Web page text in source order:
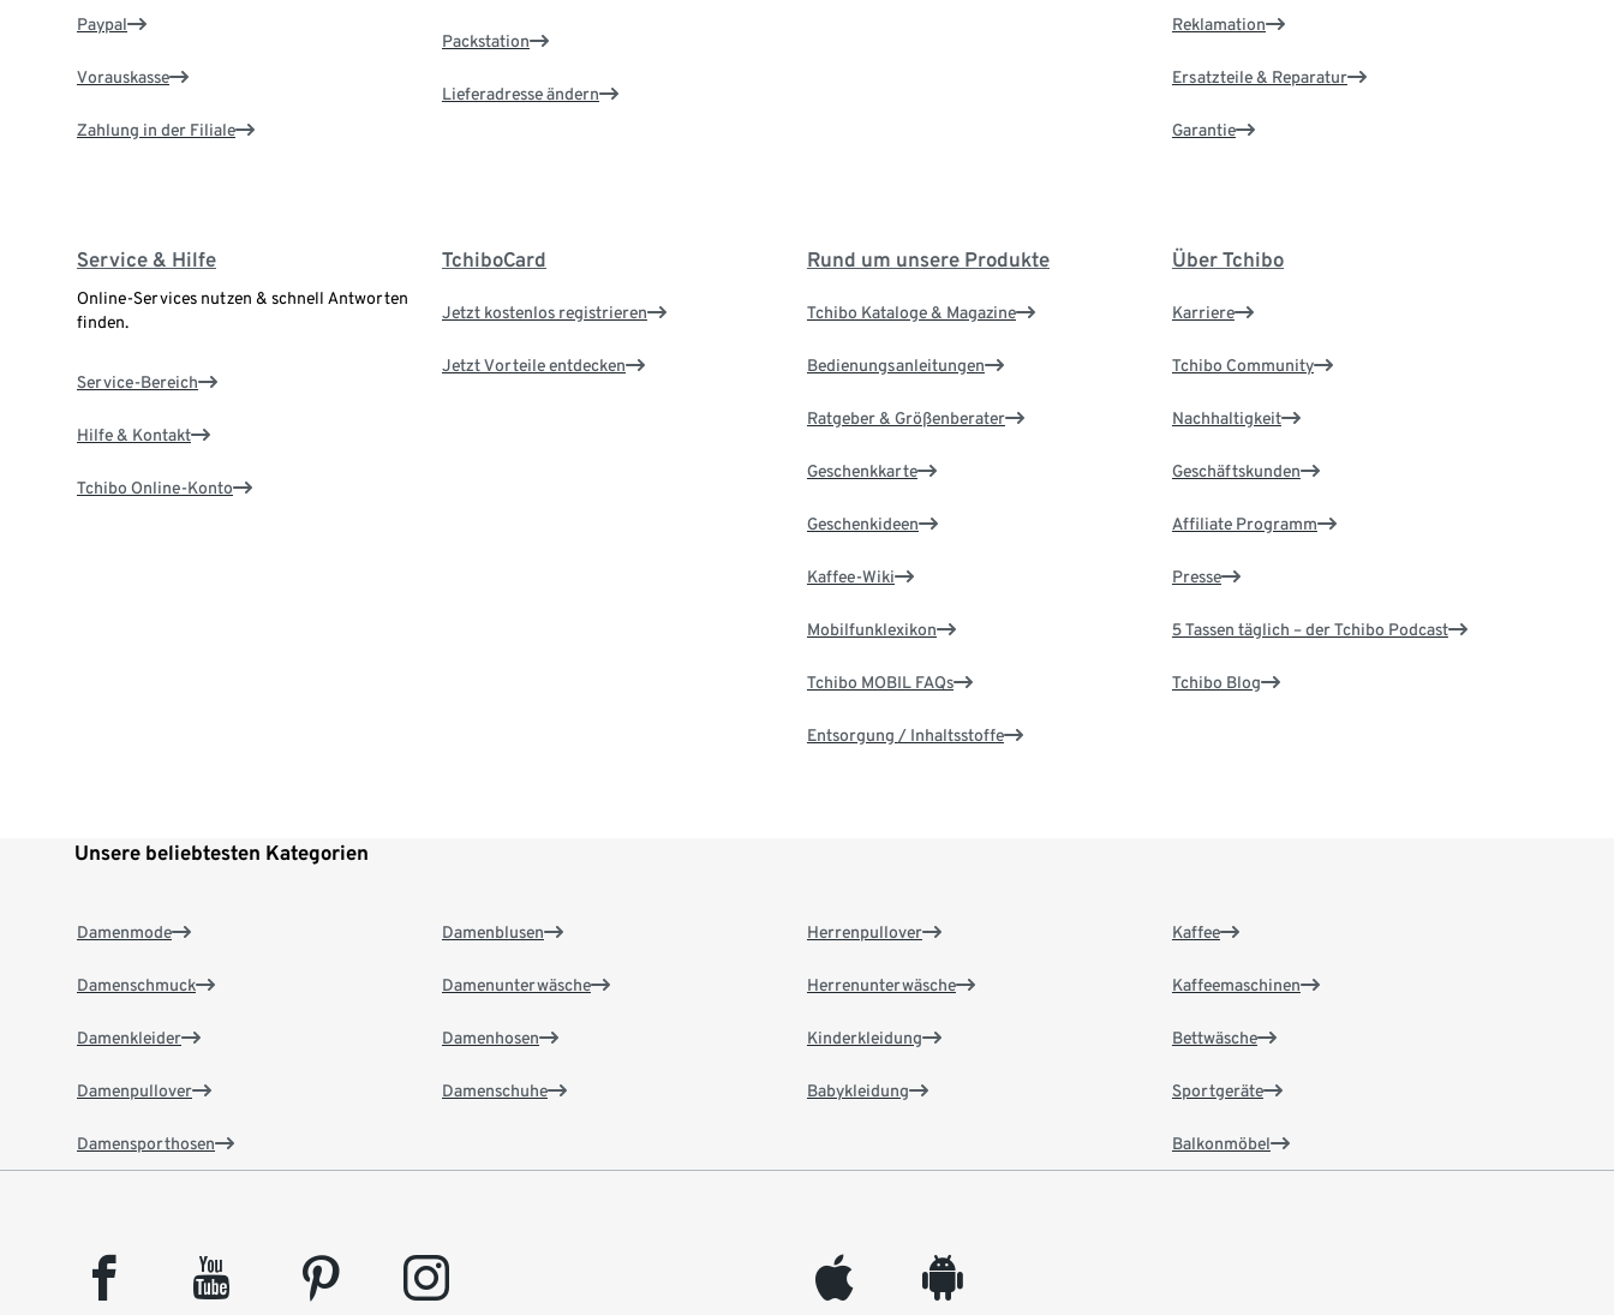
Paypal
Vorauskasse
Zahlung in der Filiale
Packstation
Lieferadresse ändern
Reklamation
Ersatzteile & Reparatur
Garantie
Service & Hilfe
Online-Services nutzen & schnell Antworten
finden.
Service-Bereich
Hilfe & Kontakt
Tchibo Online-Konto
TchiboCard
Jetzt kostenlos registrieren
Jetzt Vorteile entdecken
Rund um unsere Produkte
Tchibo Kataloge & Magazine
Bedienungsanleitungen
Ratgeber & Größenberater
Geschenkkarte
Geschenkideen
Kaffee-Wiki
Mobilfunklexikon
Tchibo MOBIL FAQs
Entsorgung / Inhaltsstoffe
Über Tchibo
Karriere
Tchibo Community
Nachhaltigkeit
Geschäftskunden
Affiliate Programm
Presse
5 Tassen täglich – der Tchibo Podcast
Tchibo Blog
Unsere beliebtesten Kategorien
Damenmode
Damenschmuck
Damenkleider
Damenpullover
Damensporthosen
Damenblusen
Damenunterwäsche
Damenhosen
Damenschuhe
Herrenpullover
Herrenunterwäsche
Kinderkleidung
Babykleidung
Kaffee
Kaffeemaschinen
Bettwäsche
Sportgeräte
Balkonmöbel
facebook youtube pinterest instagram appleinc android